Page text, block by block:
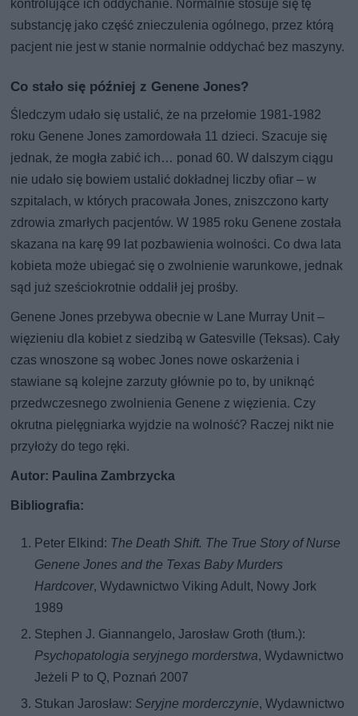
kontrolujące ich oddychanie. Normalnie stosuje się tę
substancję jako część znieczulenia ogólnego, przez którą
pacjent nie jest w stanie normalnie oddychać bez maszyny.
Co stało się później z Genene Jones?
Śledczym udało się ustalić, że na przełomie 1981-1982
roku Genene Jones zamordowała 11 dzieci. Szacuje się
jednak, że mogła zabić ich… ponad 60. W dalszym ciągu
nie udało się bowiem ustalić dokładnej liczby ofiar – w
szpitalach, w których pracowała Jones, zniszczono karty
zdrowia zmarłych pacjentów. W 1985 roku Genene została
skazana na karę 99 lat pozbawienia wolności. Co dwa lata
kobieta może ubiegać się o zwolnienie warunkowe, jednak
sąd już sześciokrotnie oddalił jej prośby.
Genene Jones przebywa obecnie w Lane Murray Unit –
więzieniu dla kobiet z siedzibą w Gatesville (Teksas). Cały
czas wnoszone są wobec Jones nowe oskarżenia i
stawiane są kolejne zarzuty głównie po to, by uniknąć
przedwczesnego zwolnienia Genene z więzienia. Czy
okrutna pielęgniarka wyjdzie na wolność? Raczej nikt nie
przyłoży do tego ręki.
Autor: Paulina Zambrzycka
Bibliografia:
Peter Elkind: The Death Shift. The True Story of Nurse
Genene Jones and the Texas Baby Murders
Hardcover, Wydawnictwo Viking Adult, Nowy Jork
1989
Stephen J. Giannangelo, Jarosław Groth (tłum.):
Psychopatologia seryjnego morderstwa, Wydawnictwo
Jeżeli P to Q, Poznań 2007
Stukan Jarosław: Seryjne morderczynie, Wydawnictwo